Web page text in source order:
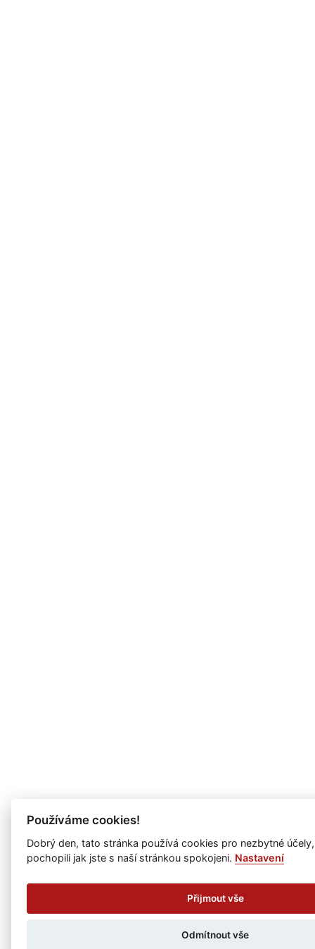
Používáme cookies!
Dobrý den, tato stránka používá cookies pro nezbytné
pochopili jak jste s naší stránkou spokojeni. Nastavení
Přijmout vše
Odmítnout vše